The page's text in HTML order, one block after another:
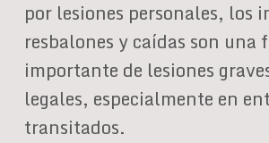
por lesiones personales, los
resbalones y caídas son una
importante de lesiones
legales, especialmente en
transitados.